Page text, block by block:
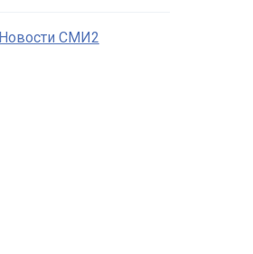
Новости СМИ2